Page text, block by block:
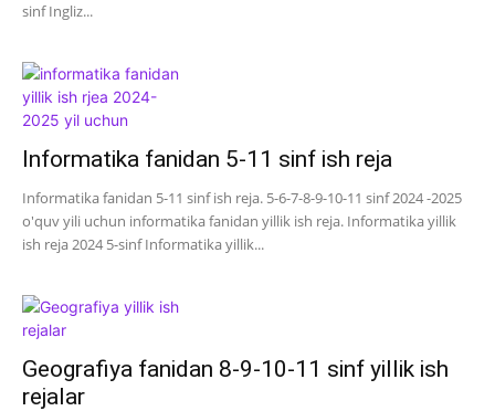
sinf Ingliz...
Informatika fanidan 5-11 sinf ish reja
Informatika fanidan 5-11 sinf ish reja. 5-6-7-8-9-10-11 sinf 2024 -2025
o'quv yili uchun informatika fanidan yillik ish reja. Informatika yillik
ish reja 2024 5-sinf Informatika yillik...
Geografiya fanidan 8-9-10-11 sinf yillik ish
rejalar